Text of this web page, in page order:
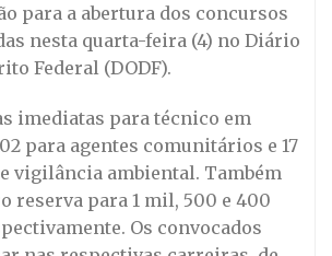
para a abertura dos concursos
nesta quarta-feira (4) no Diário
Federal (DODF).
imediatas para técnico em
para agentes comunitários e 17
vigilância ambiental. Também
reserva para 1 mil, 500 e 400
Os convocados